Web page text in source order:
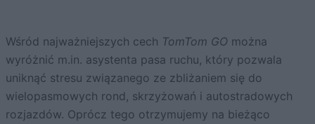
Wśród najważniejszych cech TomTom GO można
wyróżnić m.in. asystenta pasa ruchu, który pozwala
uniknąć stresu związanego ze zbliżaniem się do
wielopasmowych rond, skrzyżowań i autostradowych
rozjazdów. Oprócz tego otrzymujemy na bieżąco